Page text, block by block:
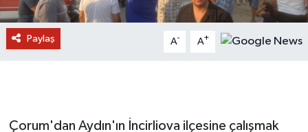
Paylaş A- A+
Çorum'dan Aydın'ın İncirliova ilçesine çalışmak